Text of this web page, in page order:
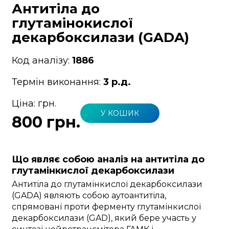
Антитіла до
глутамінокислої
декарбоксилази (GADA)
Код аналізу:1886
Термін виконання:3 р.д.
Ціна: грн.
800 грн. У КОШИК
Що являє собою аналіз на антитіла до
глутамінкислої декарбоксилази
Антитіла до глутамінкислої декарбоксилази
(GADA) являють собою аутоантитіла,
спрямовані проти ферменту глутамінкислої
декарбоксилази (GAD), який бере участь у